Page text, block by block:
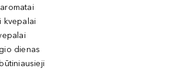
kvepalai
dienas